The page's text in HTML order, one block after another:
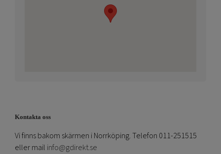
Kontakta oss
Vi finns bakom skärmen i Norrköping. Telefon 011-251515
eller mail info@gdirekt.se